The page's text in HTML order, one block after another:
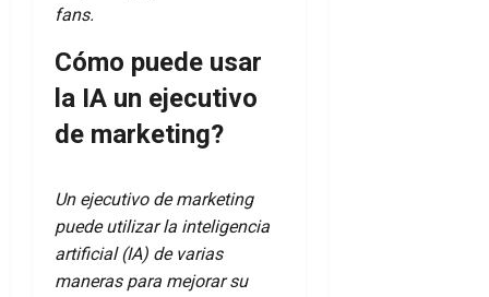
fans.
Cómo puede usar
la IA un ejecutivo
de marketing?
Un ejecutivo de marketing
puede utilizar la inteligencia
artificial (IA) de varias
maneras para mejorar su